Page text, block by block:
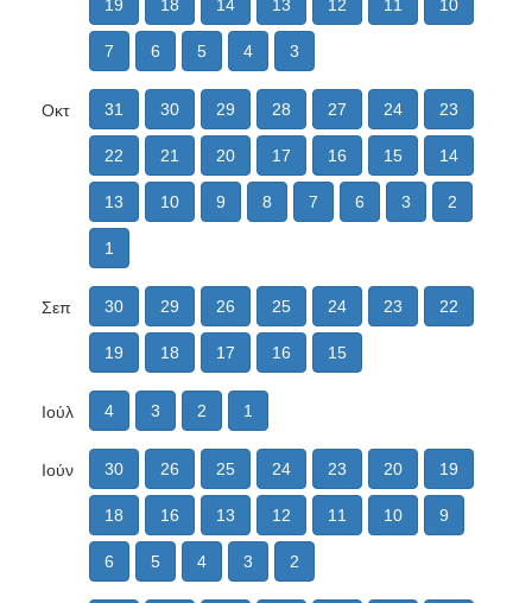
19 18 14 13 12 11 10
7 6 5 4 3
Οκτ 31 30 29 28 27 24 23
22 21 20 17 16 15 14
13 10 9 8 7 6 3 2
1
Σεπ 30 29 26 25 24 23 22
19 18 17 16 15
Ιούλ 4 3 2 1
Ιούν 30 26 25 24 23 20 19
18 16 13 12 11 10 9
6 5 4 3 2